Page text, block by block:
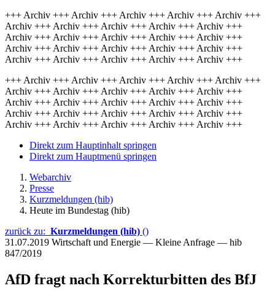
+++ Archiv +++ Archiv +++ Archiv +++ Archiv +++ Archiv +++
Archiv +++ Archiv +++ Archiv +++ Archiv +++ Archiv +++
Archiv +++ Archiv +++ Archiv +++ Archiv +++ Archiv +++
Archiv +++ Archiv +++ Archiv +++ Archiv +++ Archiv +++
Archiv +++ Archiv +++ Archiv +++ Archiv +++ Archiv +++
+++ Archiv +++ Archiv +++ Archiv +++ Archiv +++ Archiv +++
Archiv +++ Archiv +++ Archiv +++ Archiv +++ Archiv +++
Archiv +++ Archiv +++ Archiv +++ Archiv +++ Archiv +++
Archiv +++ Archiv +++ Archiv +++ Archiv +++ Archiv +++
Archiv +++ Archiv +++ Archiv +++ Archiv +++ Archiv +++
Direkt zum Hauptinhalt springen
Direkt zum Hauptmenü springen
Webarchiv
Presse
Kurzmeldungen (hib)
Heute im Bundestag (hib)
zurück zu: Kurzmeldungen (hib) ()
31.07.2019 Wirtschaft und Energie — Kleine Anfrage — hib
847/2019
AfD fragt nach Korrekturbitten des BfJ